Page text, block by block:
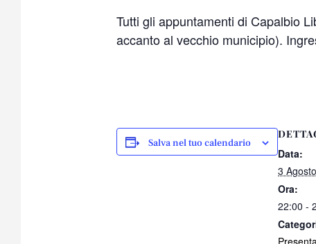
Tutti gli appuntamenti di Capalbio
accanto al vecchio municipio).
Salva nel tuo calendario
Data:
3
Ora:
22:00 -